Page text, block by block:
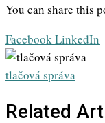
You can share this
Facebook LinkedIn
tlačová správa
Related